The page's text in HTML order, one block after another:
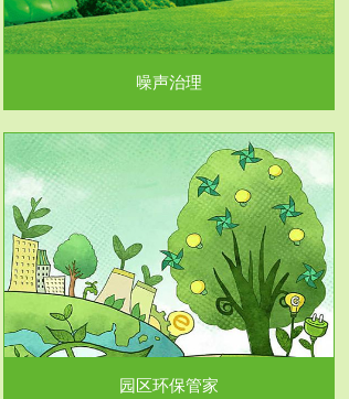
噪声治理
园区环保管家
服务范围
企业级环保管家
排污许可证作为企业环保执法情况的一个重要依
据，其必要性及合规性...